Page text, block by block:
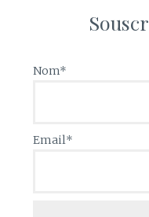
Nom*
Email*